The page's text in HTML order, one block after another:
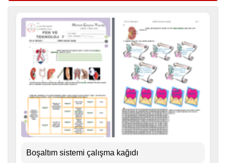
Boşaltım sistemi çalışma kağıdı